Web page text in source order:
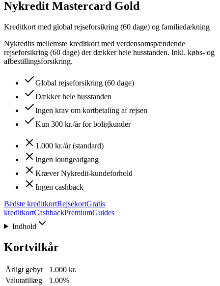
Nykredit Mastercard Gold
Kreditkort med global rejseforsikring (60 dage) og familiedækning
Nykredits mellemste kreditkort med verdensomspændende
rejseforsikring (60 dage) der dækker hele husstanden. Inkl. købs- og
afbestillingsforsikring.
Global rejseforsikring (60 dage)
Dækker hele husstanden
Ingen krav om kortbetaling af rejsen
Kun 300 kr./år for boligkunder
1.000 kr./år (standard)
Ingen loungeadgang
Kræver Nykredit-kundeforhold
Ingen cashback
Bedste kreditkortRejsekortGratis
kreditkortCashbackPremiumGuides
Indhold
Kortvilkår
Årligt gebyr
1.000 kr.
Valutatillæg
1.00%